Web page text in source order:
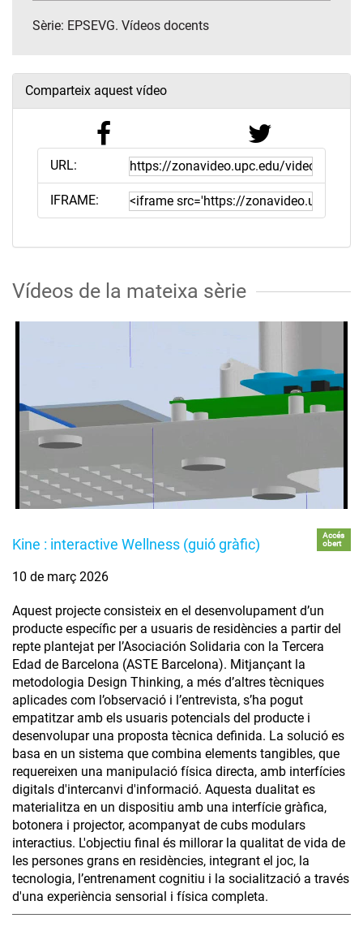
Sèrie: EPSEVG. Vídeos docents
Comparteix aquest vídeo
URL:
IFRAME:
Vídeos de la mateixa sèrie
Kine : interactive Wellness (guió gràfic)
Accés
obert
10 de març 2026
Aquest projecte consisteix en el desenvolupament d’un
producte específic per a usuaris de residències a partir del
repte plantejat per l’Asociación Solidaria con la Tercera
Edad de Barcelona (ASTE Barcelona). Mitjançant la
metodologia Design Thinking, a més d’altres tècniques
aplicades com l’observació i l’entrevista, s’ha pogut
empatitzar amb els usuaris potencials del producte i
desenvolupar una proposta tècnica definida. La solució es
basa en un sistema que combina elements tangibles, que
requereixen una manipulació física directa, amb interfícies
digitals d'intercanvi d'informació. Aquesta dualitat es
materialitza en un dispositiu amb una interfície gràfica,
botonera i projector, acompanyat de cubs modulars
interactius. L'objectiu final és millorar la qualitat de vida de
les persones grans en residències, integrant el joc, la
tecnologia, l’entrenament cognitiu i la socialització a través
d'una experiència sensorial i física completa.